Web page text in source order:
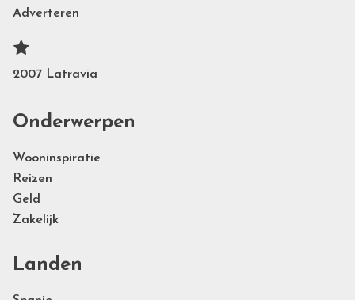
Adverteren
2007 Latravia
Onderwerpen
Wooninspiratie
Reizen
Geld
Zakelijk
Landen